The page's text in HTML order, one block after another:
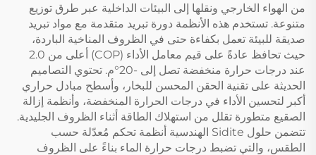
من الهواء الخارجي ونقلها إلى البيئات الداخلية عبر طرق توزيع
متنوعة. تستخدم هذه الأنظمة دورة تبريد متقدمة مع مواد تبريد
صديقة للبيئة تعمل بكفاءة حتى في الظروف المناخية الباردة،
حيث تحافظ عادةً على قيم معامل الأداء (COP) أعلى من 2.0
عند درجات حرارة منخفضة تصل إلى -20°م. تحتوي التصاميم
الحديثة على تقنية الحقن المحسن للبخار، وأسطح مبادل حراري
أكبر لتحسين الأداء في درجات الحرارة المنخفضة، وأنظمة إزالة
الصقيع متطورة تقلل من استهلاك الطاقة أثناء الظروف الجليدية.
تتضمن حلول Sidite الهندسية أنظمة تحكم مُعدّلة حسب
الطقس، والتي تضبط درجات حرارة الماء بناءً على الظروف